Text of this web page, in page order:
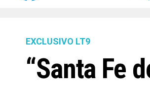
EXCLUSIVO LT9
“Santa Fe